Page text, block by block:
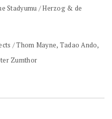
Stadyumu / Herzog & de
/ Thom Mayne, Tadao Ando,
Zumthor